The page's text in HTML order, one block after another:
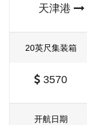
天津港
20英尺集装箱
3570
开航日期